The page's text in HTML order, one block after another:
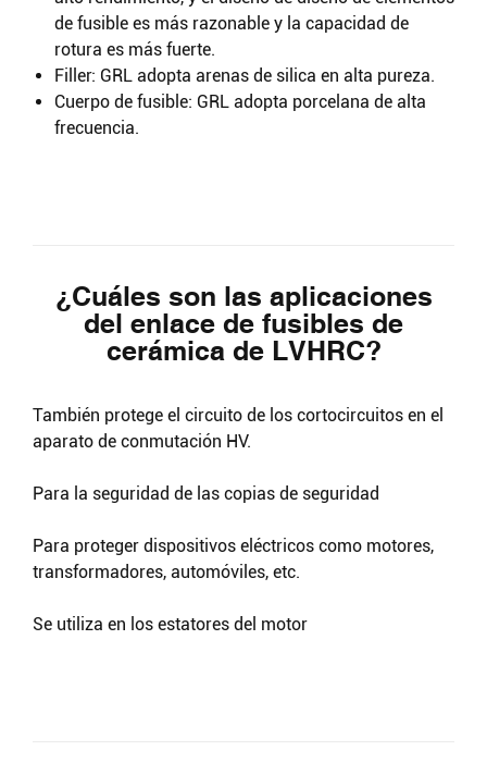
de fusible es más razonable y la capacidad de
rotura es más fuerte.
Filler: GRL adopta arenas de silica en alta pureza.
Cuerpo de fusible: GRL adopta porcelana de alta
frecuencia.
¿Cuáles son las aplicaciones
del enlace de fusibles de
cerámica de LVHRC?
También protege el circuito de los cortocircuitos en el
aparato de conmutación HV.
Para la seguridad de las copias de seguridad
Para proteger dispositivos eléctricos como motores,
transformadores, automóviles, etc.
Se utiliza en los estatores del motor
Buscar